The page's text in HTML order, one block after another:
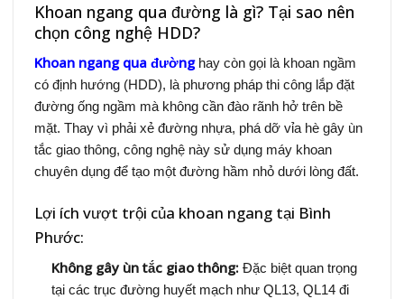
Khoan ngang qua đường là gì? Tại sao nên
chọn công nghệ HDD?
Khoan ngang qua đườnghay còn gọi là khoan ngầm
có định hướng (HDD), là phương pháp thi công lắp đặt
đường ống ngầm mà không cần đào rãnh hở trên bề
mặt. Thay vì phải xẻ đường nhựa, phá dỡ vỉa hè gây ùn
tắc giao thông, công nghệ này sử dụng máy khoan
chuyên dụng để tạo một đường hầm nhỏ dưới lòng đất.
Lợi ích vượt trội của khoan ngang tại Bình
Phước:
Không gây ùn tắc giao thông: Đặc biệt quan trọng
tại các trục đường huyết mạch như QL13, QL14 đi